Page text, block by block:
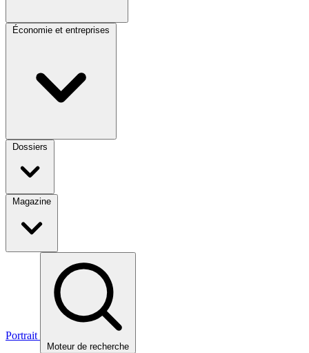
Économie et entreprises
Dossiers
Magazine
Portrait
Moteur de recherche